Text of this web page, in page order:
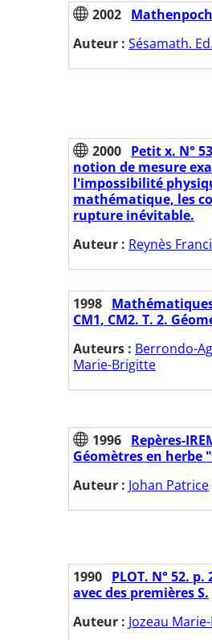
2002
Auteur : Sésamath. Ed.
2000 Petit x. N°
notion de mesure
l'impossibilité
mathématique, les
rupture inévitable.
Auteur : Reynès
1998
CM1, CM2. T. 2.
Auteurs : Berrondo-
Marie-Brigitte
1996 Repères-
Géomètres en herbe
Auteur : Johan Patrice
1990 PLOT. N° 52.
avec des premières S.
Auteur : Jozeau